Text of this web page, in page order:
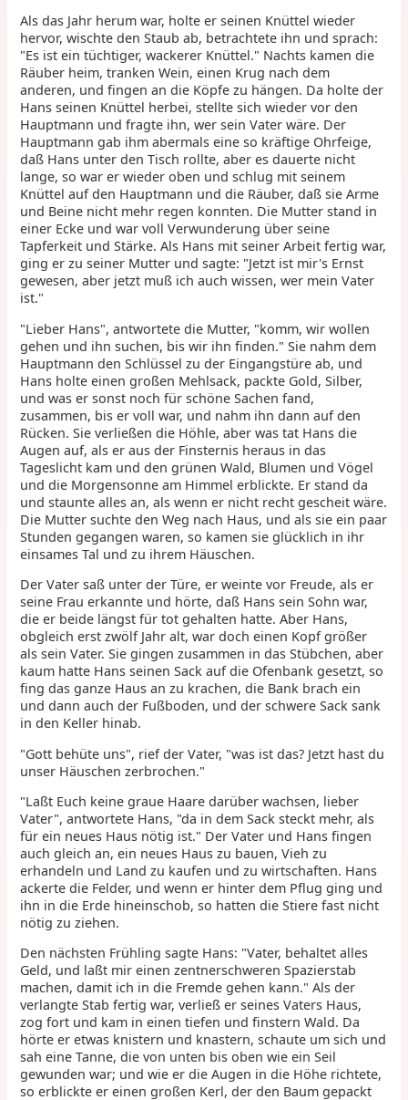
Als das Jahr herum war, holte er seinen Knüttel wieder
hervor, wischte den Staub ab, betrachtete ihn und sprach:
"Es ist ein tüchtiger, wackerer Knüttel." Nachts kamen die
Räuber heim, tranken Wein, einen Krug nach dem
anderen, und fingen an die Köpfe zu hängen. Da holte der
Hans seinen Knüttel herbei, stellte sich wieder vor den
Hauptmann und fragte ihn, wer sein Vater wäre. Der
Hauptmann gab ihm abermals eine so kräftige Ohrfeige,
daß Hans unter den Tisch rollte, aber es dauerte nicht
lange, so war er wieder oben und schlug mit seinem
Knüttel auf den Hauptmann und die Räuber, daß sie Arme
und Beine nicht mehr regen konnten. Die Mutter stand in
einer Ecke und war voll Verwunderung über seine
Tapferkeit und Stärke. Als Hans mit seiner Arbeit fertig war,
ging er zu seiner Mutter und sagte: "Jetzt ist mir's Ernst
gewesen, aber jetzt muß ich auch wissen, wer mein Vater
ist."
"Lieber Hans", antwortete die Mutter, "komm, wir wollen
gehen und ihn suchen, bis wir ihn finden." Sie nahm dem
Hauptmann den Schlüssel zu der Eingangstüre ab, und
Hans holte einen großen Mehlsack, packte Gold, Silber,
und was er sonst noch für schöne Sachen fand,
zusammen, bis er voll war, und nahm ihn dann auf den
Rücken. Sie verließen die Höhle, aber was tat Hans die
Augen auf, als er aus der Finsternis heraus in das
Tageslicht kam und den grünen Wald, Blumen und Vögel
und die Morgensonne am Himmel erblickte. Er stand da
und staunte alles an, als wenn er nicht recht gescheit wäre.
Die Mutter suchte den Weg nach Haus, und als sie ein paar
Stunden gegangen waren, so kamen sie glücklich in ihr
einsames Tal und zu ihrem Häuschen.
Der Vater saß unter der Türe, er weinte vor Freude, als er
seine Frau erkannte und hörte, daß Hans sein Sohn war,
die er beide längst für tot gehalten hatte. Aber Hans,
obgleich erst zwölf Jahr alt, war doch einen Kopf größer
als sein Vater. Sie gingen zusammen in das Stübchen, aber
kaum hatte Hans seinen Sack auf die Ofenbank gesetzt, so
fing das ganze Haus an zu krachen, die Bank brach ein
und dann auch der Fußboden, und der schwere Sack sank
in den Keller hinab.
"Gott behüte uns", rief der Vater, "was ist das? Jetzt hast du
unser Häuschen zerbrochen."
"Laßt Euch keine graue Haare darüber wachsen, lieber
Vater", antwortete Hans, "da in dem Sack steckt mehr, als
für ein neues Haus nötig ist." Der Vater und Hans fingen
auch gleich an, ein neues Haus zu bauen, Vieh zu
erhandeln und Land zu kaufen und zu wirtschaften. Hans
ackerte die Felder, und wenn er hinter dem Pflug ging und
ihn in die Erde hineinschob, so hatten die Stiere fast nicht
nötig zu ziehen.
Den nächsten Frühling sagte Hans: "Vater, behaltet alles
Geld, und laßt mir einen zentnerschweren Spazierstab
machen, damit ich in die Fremde gehen kann." Als der
verlangte Stab fertig war, verließ er seines Vaters Haus,
zog fort und kam in einen tiefen und finstern Wald. Da
hörte er etwas knistern und knastern, schaute um sich und
sah eine Tanne, die von unten bis oben wie ein Seil
gewunden war; und wie er die Augen in die Höhe richtete,
so erblickte er einen großen Kerl, der den Baum gepackt